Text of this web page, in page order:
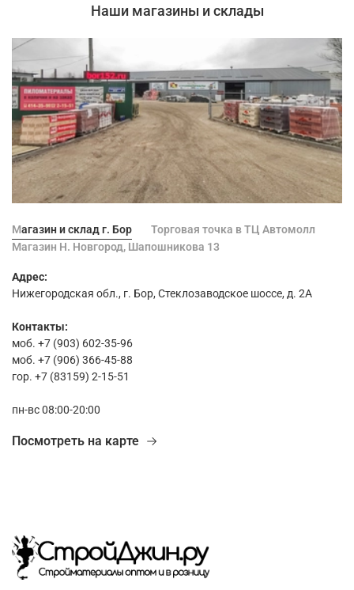
Наши магазины и склады
Магазин и склад г. Бор
Торговая точка в ТЦ Автомолл
Магазин Н. Новгород, Шапошникова 13
Адрес:
Нижегородская обл., г. Бор, Стеклозаводское шоссе, д. 2А
Контакты:
моб. +7 (903) 602-35-96
моб. +7 (906) 366-45-88
гор. +7 (83159) 2-15-51
пн-вс 08:00-20:00
Посмотреть на карте